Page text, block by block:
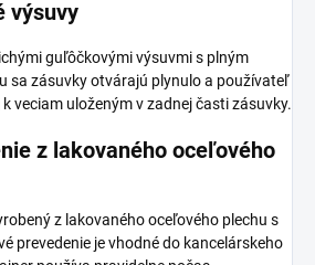
výsuvy
guľôčkovými výsuvmi s plným
sa zásuvky otvárajú plynulo a používateľ
veciam uloženým v zadnej časti zásuvky.
z lakovaného oceľového
z lakovaného oceľového plechu s
prevedenie je vhodné do kancelárskeho